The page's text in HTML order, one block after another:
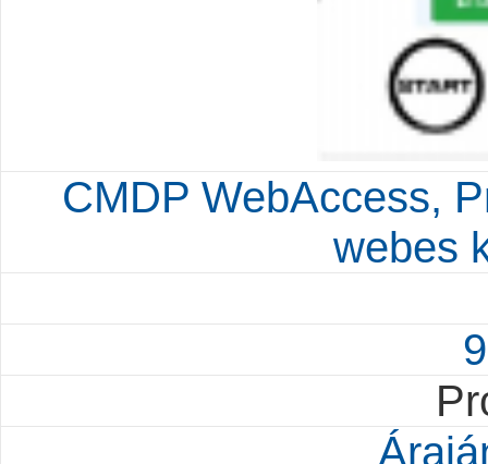
CMDP WebAccess,
webes